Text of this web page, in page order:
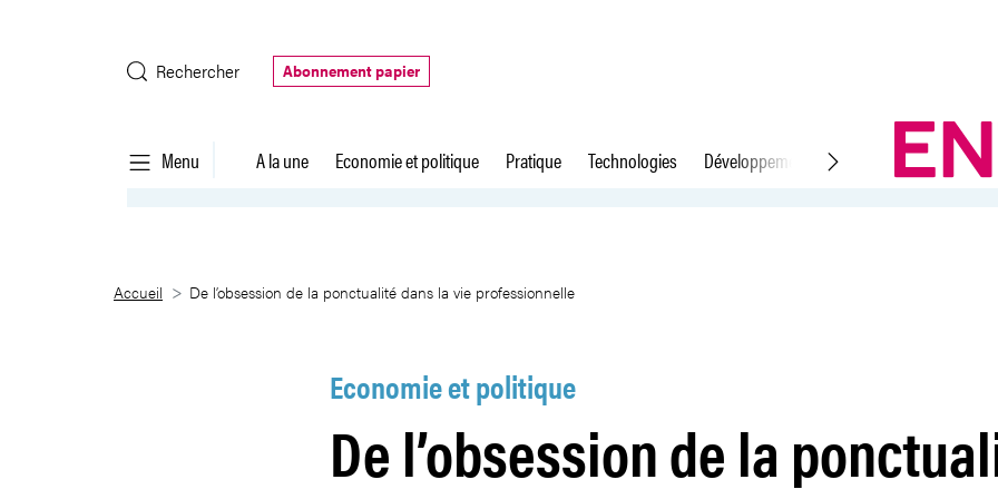
Rechercher
Abonnement papier
Menu A la une Economie et politique Pratique Technologies Développement durable Droit du travail
De l’obsession de la ponctualité dans la vie professionnelle
Accueil De l’obsession de la ponctualité dans la vie professionnelle
Economie et politique
De l’obsession de la